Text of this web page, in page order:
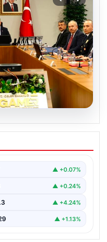
Mücadele
mücadele konularını ele
▲ +0.07%
▲ +0.24%
▲ +4.24%
▲ +1.13%